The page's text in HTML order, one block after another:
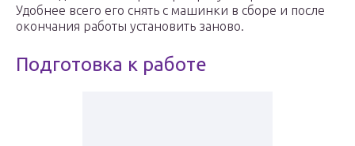
Удобнее всего его снять с машинки в сборе и после
окончания работы установить заново.
Подготовка к работе